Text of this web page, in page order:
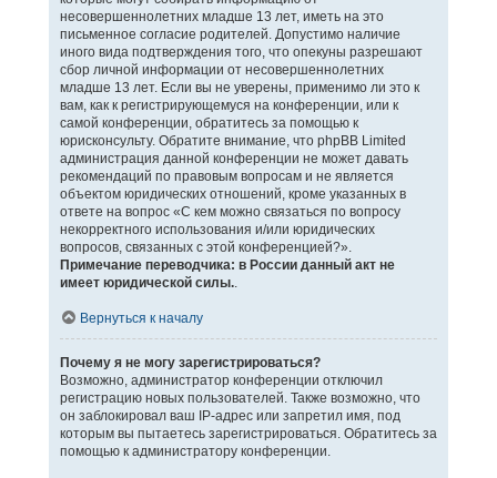
несовершеннолетних младше 13 лет, иметь на это
письменное согласие родителей. Допустимо наличие
иного вида подтверждения того, что опекуны разрешают
сбор личной информации от несовершеннолетних
младше 13 лет. Если вы не уверены, применимо ли это к
вам, как к регистрирующемуся на конференции, или к
самой конференции, обратитесь за помощью к
юрисконсульту. Обратите внимание, что phpBB Limited
администрация данной конференции не может давать
рекомендаций по правовым вопросам и не является
объектом юридических отношений, кроме указанных в
ответе на вопрос «С кем можно связаться по вопросу
некорректного использования и/или юридических
вопросов, связанных с этой конференцией?».
Примечание переводчика: в России данный акт не
имеет юридической силы..
Вернуться к началу
Почему я не могу зарегистрироваться?
Возможно, администратор конференции отключил
регистрацию новых пользователей. Также возможно, что
он заблокировал ваш IP-адрес или запретил имя, под
которым вы пытаетесь зарегистрироваться. Обратитесь за
помощью к администратору конференции.